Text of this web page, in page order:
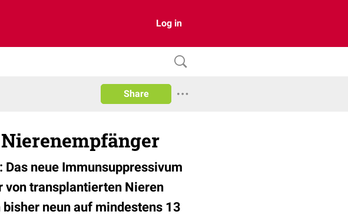
Log in
Share
neue Immunsuppressivum
transplantierten Nieren
neun auf mindestens 13